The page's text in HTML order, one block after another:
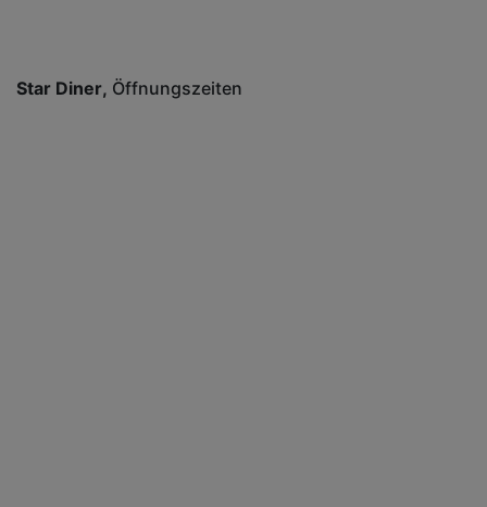
Star Diner Öffnungszeiten